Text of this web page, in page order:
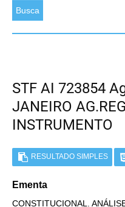
Busca
STF AI 723854
JANEIRO
INSTRUMENTO
RESULTADO SIMPLES
Ementa
CONSTITUCIONAL.